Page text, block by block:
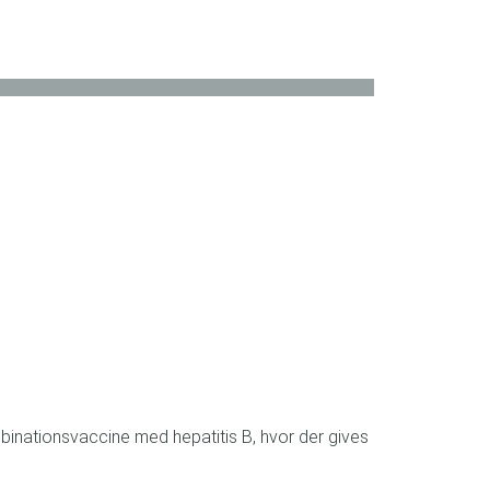
med hepatitis B, hvor der gives